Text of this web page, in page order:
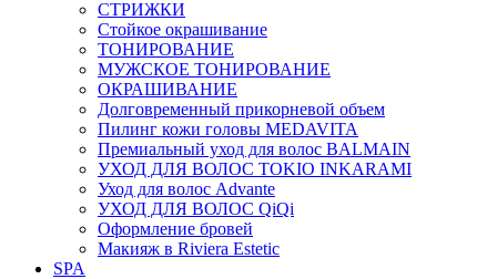
СТРИЖКИ
Стойкое окрашивание
ТОНИРОВАНИЕ
МУЖСКОЕ ТОНИРОВАНИЕ
ОКРАШИВАНИЕ
Долговременный прикорневой объем
Пилинг кожи головы MEDAVITA
Премиальный уход для волос BALMAIN
УХОД ДЛЯ ВОЛОС TOKIO INKARAMI
Уход для волос Advante
УХОД ДЛЯ ВОЛОС QiQi
Оформление бровей
Макияж в Riviera Estetic
SPA